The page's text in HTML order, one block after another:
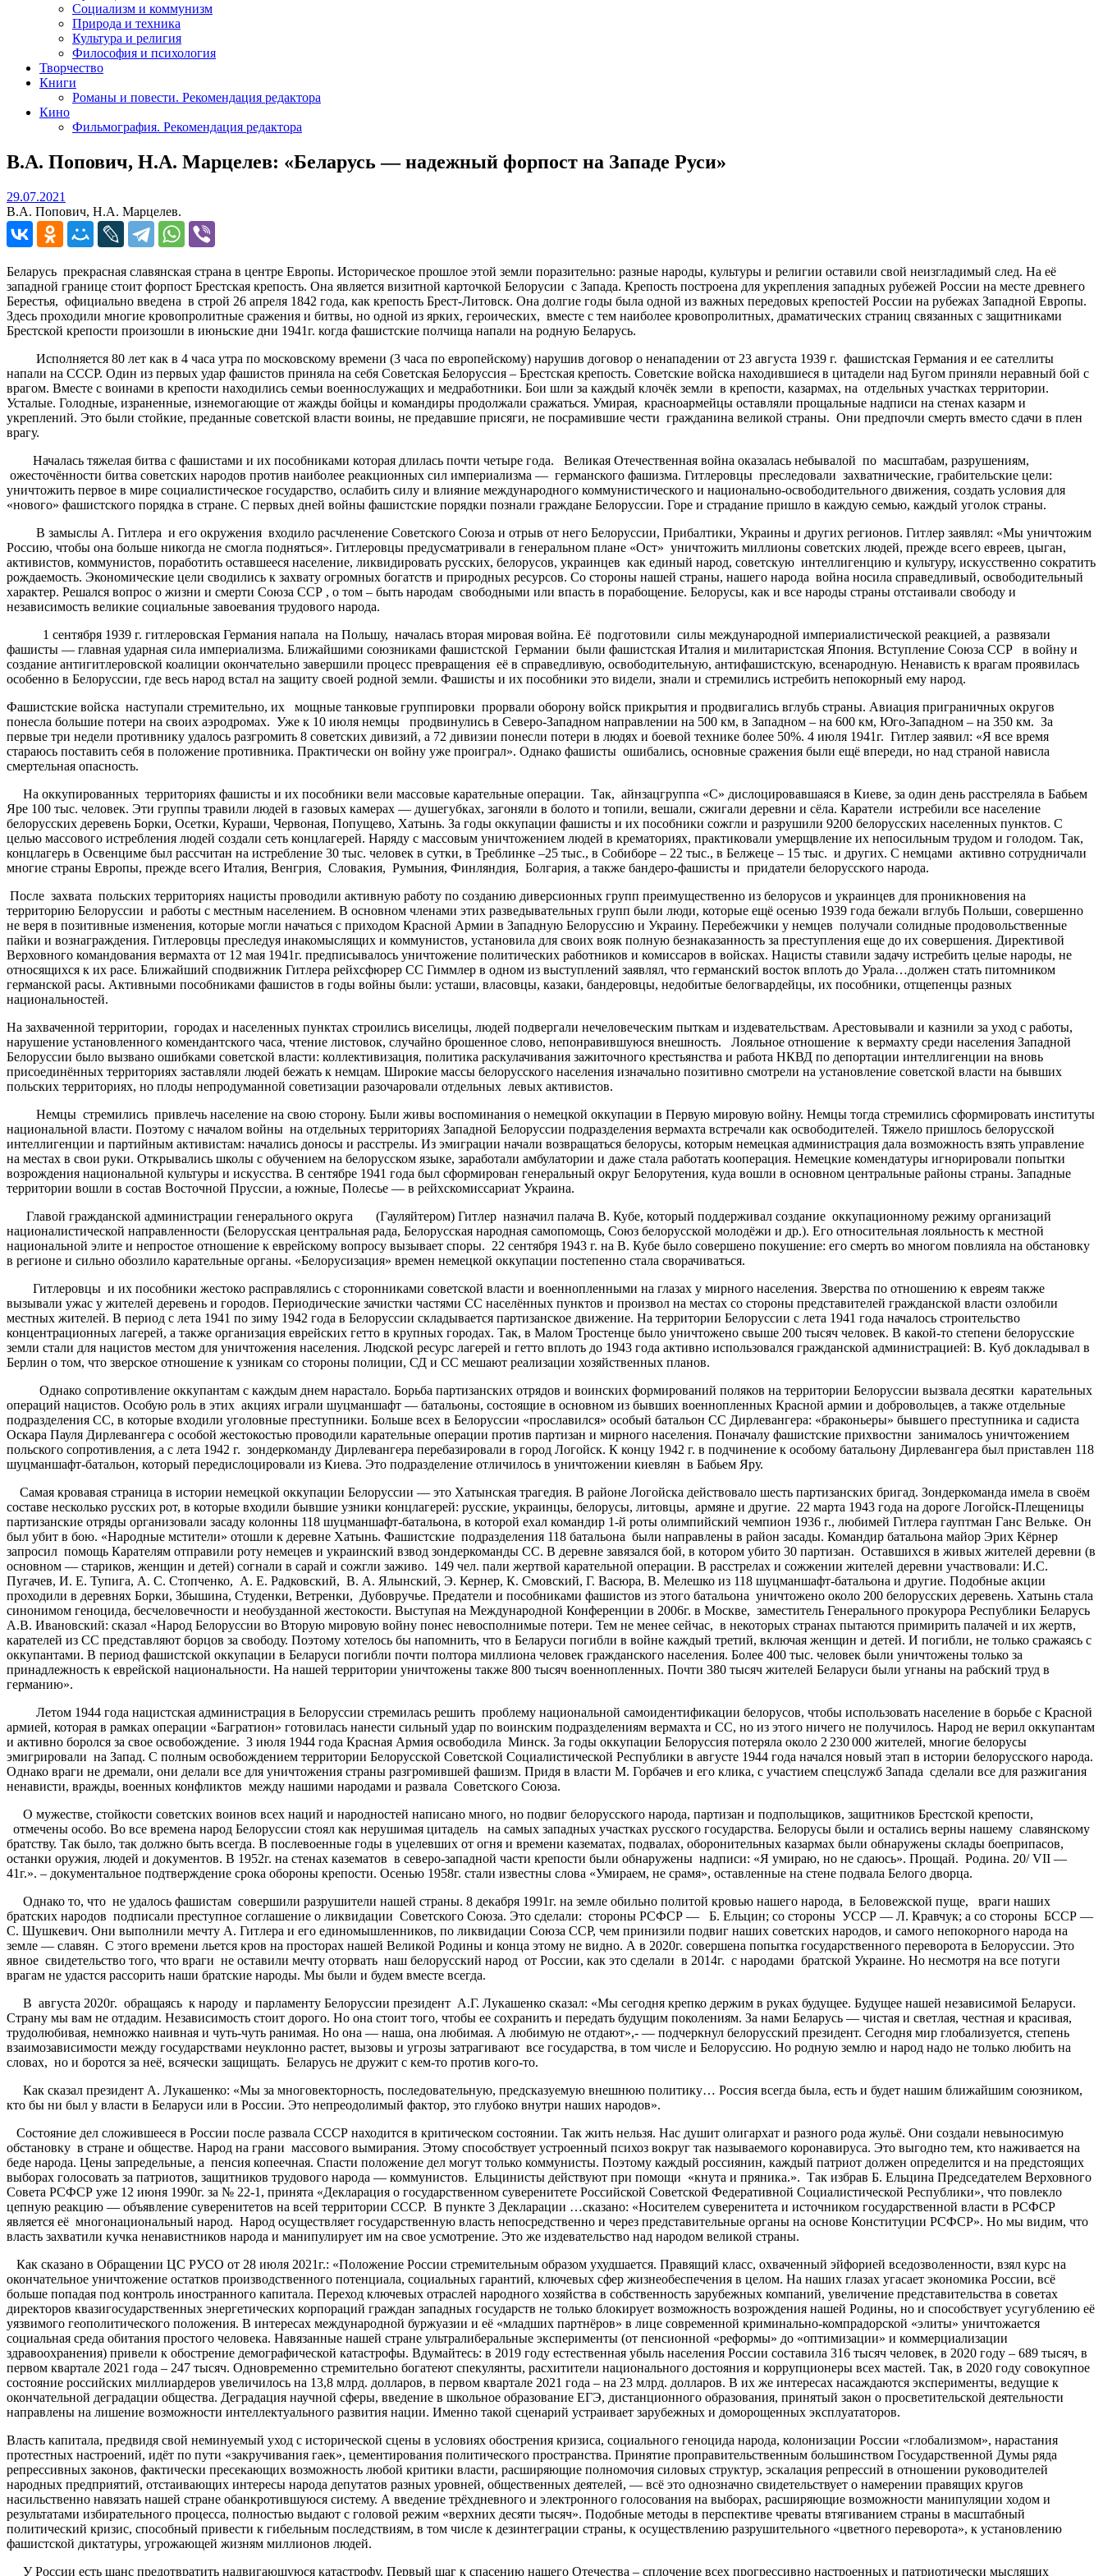
Социализм и коммунизм
Природа и техника
Культура и религия
Философия и психология
Творчество
Книги
Романы и повести. Рекомендация редактора
Кино
Фильмография. Рекомендация редактора
В.А. Попович, Н.А. Марцелев: «Беларусь — надежный форпост на Западе Руси»
29.07.2021
В.А. Попович, Н.А. Марцелев.
Беларусь прекрасная славянская страна в центре Европы. Историческое прошлое этой земли поразительно: разные народы, культуры и религии оставили свой неизгладимый след. На её
западной границе стоит форпост Брестская крепость. Она является визитной карточкой Белорусии с Запада. Крепость построена для укрепления западных рубежей России на месте древнего
Берестья, официально введена в строй 26 апреля 1842 года, как крепость Брест-Литовск. Она долгие годы была одной из важных передовых крепостей России на рубежах Западной Европы.
Здесь проходили многие кровопролитные сражения и битвы, но одной из ярких, героических, вместе с тем наиболее кровопролитных, драматических страниц связанных с защитниками
Брестской крепости произошли в июньские дни 1941г. когда фашистские полчища напали на родную Беларусь.
Исполняется 80 лет как в 4 часа утра по московскому времени (3 часа по европейскому) нарушив договор о ненападении от 23 августа 1939 г. фашистская Германия и ее сателлиты
напали на СССР. Один из первых удар фашистов приняла на себя Советская Белоруссия – Брестская крепость. Советские войска находившиеся в цитадели над Бугом приняли неравный бой с
врагом. Вместе с воинами в крепости находились семьи военнослужащих и медработники. Бои шли за каждый клочёк земли в крепости, казармах, на отдельных участках территории.
Усталые. Голодные, израненные, изнемогающие от жажды бойцы и командиры продолжали сражаться. Умирая, красноармейцы оставляли прощальные надписи на стенах казарм и
укреплений. Это были стойкие, преданные советской власти воины, не предавшие присяги, не посрамившие чести гражданина великой страны. Они предпочли смерть вместо сдачи в плен
врагу.
Началась тяжелая битва с фашистами и их пособниками которая длилась почти четыре года. Великая Отечественная война оказалась небывалой по масштабам, разрушениям,
ожесточённости битва советских народов против наиболее реакционных сил империализма — германского фашизма. Гитлеровцы преследовали захватнические, грабительские цели:
уничтожить первое в мире социалистическое государство, ослабить силу и влияние международного коммунистического и национально-освободительного движения, создать условия для
«нового» фашистского порядка в стране. С первых дней войны фашистские порядки познали граждане Белоруссии. Горе и страдание пришло в каждую семью, каждый уголок страны.
В замыслы А. Гитлера и его окружения входило расчленение Советского Союза и отрыв от него Белоруссии, Прибалтики, Украины и других регионов. Гитлер заявлял: «Мы уничтожим
Россию, чтобы она больше никогда не смогла подняться». Гитлеровцы предусматривали в генеральном плане «Ост» уничтожить миллионы советских людей, прежде всего евреев, цыган,
активистов, коммунистов, поработить оставшееся население, ликвидировать русских, белорусов, украинцев как единый народ, советскую интеллигенцию и культуру, искусственно сократить
рождаемость. Экономические цели сводились к захвату огромных богатств и природных ресурсов. Со стороны нашей страны, нашего народа война носила справедливый, освободительный
характер. Решался вопрос о жизни и смерти Союза ССР , о том – быть народам свободными или впасть в порабощение. Белорусы, как и все народы страны отстаивали свободу и
независимость великие социальные завоевания трудового народа.
1 сентября 1939 г. гитлеровская Германия напала на Польшу, началась вторая мировая война. Её подготовили силы международной империалистической реакцией, а развязали
фашисты — главная ударная сила империализма. Ближайшими союзниками фашистской Германии были фашистская Италия и милитаристская Япония. Вступление Союза ССР в войну и
создание антигитлеровской коалиции окончательно завершили процесс превращения её в справедливую, освободительную, антифашистскую, всенародную. Ненависть к врагам проявилась
особенно в Белоруссии, где весь народ встал на защиту своей родной земли. Фашисты и их пособники это видели, знали и стремились истребить непокорный ему народ.
Фашистские войска наступали стремительно, их мощные танковые группировки прорвали оборону войск прикрытия и продвигались вглубь страны. Авиация приграничных округов
понесла большие потери на своих аэродромах. Уже к 10 июля немцы продвинулись в Северо-Западном направлении на 500 км, в Западном – на 600 км, Юго-Западном – на 350 км. За
первые три недели противнику удалось разгромить 8 советских дивизий, а 72 дивизии понесли потери в людях и боевой технике более 50%. 4 июля 1941г. Гитлер заявил: «Я все время
стараюсь поставить себя в положение противника. Практически он войну уже проиграл». Однако фашисты ошибались, основные сражения были ещё впереди, но над страной нависла
смертельная опасность.
На оккупированных территориях фашисты и их пособники вели массовые карательные операции. Так, айнзацгруппа «С» дислоцировавшаяся в Киеве, за один день расстреляла в Бабьем
Яре 100 тыс. человек. Эти группы травили людей в газовых камерах — душегубках, загоняли в болото и топили, вешали, сжигали деревни и сёла. Каратели истребили все население
белорусских деревень Борки, Осетки, Кураши, Червоная, Попущево, Хатынь. За годы оккупации фашисты и их пособники сожгли и разрушили 9200 белорусских населенных пунктов. С
целью массового истребления людей создали сеть концлагерей. Наряду с массовым уничтожением людей в крематориях, практиковали умерщвление их непосильным трудом и голодом. Так,
концлагерь в Освенциме был рассчитан на истребление 30 тыс. человек в сутки, в Треблинке –25 тыс., в Собиборе – 22 тыс., в Белжеце – 15 тыс. и других. С немцами активно сотрудничали
многие страны Европы, прежде всего Италия, Венгрия, Словакия, Румыния, Финляндия, Болгария, а также бандеро-фашисты и придатели белорусского народа.
После захвата польских территориях нацисты проводили активную работу по созданию диверсионных групп преимущественно из белорусов и украинцев для проникновения на
территорию Белоруссии и работы с местным населением. В основном членами этих разведывательных групп были люди, которые ещё осенью 1939 года бежали вглубь Польши, совершенно
не веря в позитивные изменения, которые могли начаться с приходом Красной Армии в Западную Белоруссию и Украину. Перебежчики у немцев получали солидные продовольственные
пайки и вознаграждения. Гитлеровцы преследуя инакомыслящих и коммунистов, установила для своих вояк полную безнаказанность за преступления еще до их совершения. Директивой
Верховного командования вермахта от 12 мая 1941г. предписывалось уничтожение политических работников и комиссаров в войсках. Нацисты ставили задачу истребить целые народы, не
относящихся к их расе. Ближайший сподвижник Гитлера рейхсфюрер СС Гиммлер в одном из выступлений заявлял, что германский восток вплоть до Урала…должен стать питомником
германской расы. Активными пособниками фашистов в годы войны были: усташи, власовцы, казаки, бандеровцы, недобитые белогвардейцы, их пособники, отщепенцы разных
национальностей.
На захваченной территории, городах и населенных пунктах строились виселицы, людей подвергали нечеловеческим пыткам и издевательствам. Арестовывали и казнили за уход с работы,
нарушение установленного комендантского часа, чтение листовок, случайно брошенное слово, непонравившуюся внешность. Лояльное отношение к вермахту среди населения Западной
Белоруссии было вызвано ошибками советской власти: коллективизация, политика раскулачивания зажиточного крестьянства и работа НКВД по депортации интеллигенции на вновь
присоединённых территориях заставляли людей бежать к немцам. Широкие массы белорусского населения изначально позитивно смотрели на установление советской власти на бывших
польских территориях, но плоды непродуманной советизации разочаровали отдельных левых активистов.
Немцы стремились привлечь население на свою сторону. Были живы воспоминания о немецкой оккупации в Первую мировую войну. Немцы тогда стремились сформировать институты
национальной власти. Поэтому с началом войны на отдельных территориях Западной Белоруссии подразделения вермахта встречали как освободителей. Тяжело пришлось белорусской
интеллигенции и партийным активистам: начались доносы и расстрелы. Из эмиграции начали возвращаться белорусы, которым немецкая администрация дала возможность взять управление
на местах в свои руки. Открывались школы с обучением на белорусском языке, заработали амбулатории и даже стала работать кооперация. Немецкие комендатуры игнорировали попытки
возрождения национальной культуры и искусства. В сентябре 1941 года был сформирован генеральный округ Белорутения, куда вошли в основном центральные районы страны. Западные
территории вошли в состав Восточной Пруссии, а южные, Полесье — в рейхскомиссариат Украина.
Главой гражданской администрации генерального округа (Гауляйтером) Гитлер назначил палача В. Кубе, который поддерживал создание оккупационному режиму организаций
националистической направленности (Белорусская центральная рада, Белорусская народная самопомощь, Союз белорусской молодёжи и др.). Его относительная лояльность к местной
национальной элите и непростое отношение к еврейскому вопросу вызывает споры. 22 сентября 1943 г. на В. Кубе было совершено покушение: его смерть во многом повлияла на обстановку
в регионе и сильно обозлило карательные органы. «Белорусизация» времен немецкой оккупации постепенно стала сворачиваться.
Гитлеровцы и их пособники жестоко расправлялись с сторонниками советской власти и военнопленными на глазах у мирного населения. Зверства по отношению к евреям также
вызывали ужас у жителей деревень и городов. Периодические зачистки частями СС населённых пунктов и произвол на местах со стороны представителей гражданской власти озлобили
местных жителей. В период с лета 1941 по зиму 1942 года в Белоруссии складывается партизанское движение. На территории Белоруссии с лета 1941 года началось строительство
концентрационных лагерей, а также организация еврейских гетто в крупных городах. Так, в Малом Тростенце было уничтожено свыше 200 тысяч человек. В какой-то степени белорусские
земли стали для нацистов местом для уничтожения населения. Людской ресурс лагерей и гетто вплоть до 1943 года активно использовался гражданской администрацией: В. Куб докладывал в
Берлин о том, что зверское отношение к узникам со стороны полиции, СД и СС мешают реализации хозяйственных планов.
Однако сопротивление оккупантам с каждым днем нарастало. Борьба партизанских отрядов и воинских формирований поляков на территории Белоруссии вызвала десятки карательных
операций нацистов. Особую роль в этих акциях играли шуцманшафт — батальоны, состоящие в основном из бывших военнопленных Красной армии и добровольцев, а также отдельные
подразделения СС, в которые входили уголовные преступники. Больше всех в Белоруссии «прославился» особый батальон СС Дирлевангера: «браконьеры» бывшего преступника и садиста
Оскара Пауля Дирлевангера с особой жестокостью проводили карательные операции против партизан и мирного населения. Поначалу фашистские прихвостни занималось уничтожением
польского сопротивления, а с лета 1942 г. зондеркоманду Дирлевангера перебазировали в город Логойск. К концу 1942 г. в подчинение к особому батальону Дирлевангера был приставлен 118
шуцманшафт-батальон, который передислоцировали из Киева. Это подразделение отличилось в уничтожении киевлян в Бабьем Яру.
Самая кровавая страница в истории немецкой оккупации Белоруссии — это Хатынская трагедия. В районе Логойска действовало шесть партизанских бригад. Зондеркоманда имела в своём
составе несколько русских рот, в которые входили бывшие узники концлагерей: русские, украинцы, белорусы, литовцы, армяне и другие. 22 марта 1943 года на дороге Логойск-Плещеницы
партизанские отряды организовали засаду колонны 118 шуцманшафт-батальона, в которой ехал командир 1-й роты олимпийский чемпион 1936 г., любимей Гитлера гауптман Ганс Вельке. Он
был убит в бою. «Народные мстители» отошли к деревне Хатынь. Фашистские подразделения 118 батальона были направлены в район засады. Командир батальона майор Эрих Кёрнер
запросил помощь Карателям отправили роту немецев и украинский взвод зондеркоманды СС. В деревне завязался бой, в котором убито 30 партизан. Оставшихся в живых жителей деревни (в
основном — стариков, женщин и детей) согнали в сарай и сожгли заживо. 149 чел. пали жертвой карательной операции. В расстрелах и сожжении жителей деревни участвовали: И.С.
Пугачев, И. Е. Тупига, A. C. Стопченко, А. Е. Радковский, В. А. Ялынский, Э. Кернер, К. Смовский, Г. Васюра, В. Мелешко из 118 шуцманшафт-батальона и другие. Подобные акции
проходили в деревнях Борки, Збышина, Студенки, Ветренки, Дубовручье. Предатели и пособниками фашистов из этого батальона уничтожено около 200 белорусских деревень. Хатынь стала
синонимом геноцида, бесчеловечности и необузданной жестокости. Выступая на Международной Конференции в 2006г. в Москве, заместитель Генерального прокурора Республики Беларусь
А.В. Ивановский: сказал «Народ Белоруссии во Вторую мировую войну понес невосполнимые потери. Тем не менее сейчас, в некоторых странах пытаются примирить палачей и их жертв,
карателей из СС представляют борцов за свободу. Поэтому хотелось бы напомнить, что в Беларуси погибли в войне каждый третий, включая женщин и детей. И погибли, не только сражаясь с
оккупантами. В период фашистской оккупации в Беларуси погибли почти полтора миллиона человек гражданского населения. Более 400 тыс. человек были уничтожены только за
принадлежность к еврейской национальности. На нашей территории уничтожены также 800 тысяч военнопленных. Почти 380 тысяч жителей Беларуси были угнаны на рабский труд в
германию».
Летом 1944 года нацистская администрация в Белоруссии стремилась решить проблему национальной самоидентификации белорусов, чтобы использовать население в борьбе с Красной
армией, которая в рамках операции «Багратион» готовилась нанести сильный удар по воинским подразделениям вермахта и СС, но из этого ничего не получилось. Народ не верил оккупантам
и активно боролся за свое освобождение. 3 июля 1944 года Красная Армия освободила Минск. За годы оккупации Белоруссия потеряла около 2 230 000 жителей, многие белорусы
эмигрировали на Запад. С полным освобождением территории Белорусской Советской Социалистической Республики в августе 1944 года начался новый этап в истории белорусского народа.
Однако враги не дремали, они делали все для уничтожения страны разгромившей фашизм. Придя в власти М. Горбачев и его клика, с участием спецслужб Запада сделали все для разжигания
ненависти, вражды, военных конфликтов между нашими народами и развала Советского Союза.
О мужестве, стойкости советских воинов всех наций и народностей написано много, но подвиг белорусского народа, партизан и подпольщиков, защитников Брестской крепости,
отмечены особо. Во все времена народ Белоруссии стоял как нерушимая цитадель на самых западных участках русского государства. Белорусы были и остались верны нашему славянскому
братству. Так было, так должно быть всегда. В послевоенные годы в уцелевших от огня и времени казематах, подвалах, оборонительных казармах были обнаружены склады боеприпасов,
останки оружия, людей и документов. В 1952г. на стенах казематов в северо-западной части крепости были обнаружены надписи: «Я умираю, но не сдаюсь». Прощай. Родина. 20/ VII —
41г.». – документальное подтверждение срока обороны крепости. Осенью 1958г. стали известны слова «Умираем, не срамя», оставленные на стене подвала Белого дворца.
Однако то, что не удалось фашистам совершили разрушители нашей страны. 8 декабря 1991г. на земле обильно политой кровью нашего народа, в Беловежской пуще, враги наших
братских народов подписали преступное соглашение о ликвидации Советского Союза. Это сделали: стороны РСФСР — Б. Ельцин; со стороны УССР — Л. Кравчук; а со стороны БССР —
С. Шушкевич. Они выполнили мечту А. Гитлера и его единомышленников, по ликвидации Союза ССР, чем принизили подвиг наших советских народов, и самого непокорного народа на
земле — славян. С этого времени льется кров на просторах нашей Великой Родины и конца этому не видно. А в 2020г. совершена попытка государственного переворота в Белоруссии. Это
явное свидетельство того, что враги не оставили мечту оторвать наш белорусский народ от России, как это сделали в 2014г. с народами братской Украине. Но несмотря на все потуги
врагам не удастся рассорить наши братские народы. Мы были и будем вместе всегда.
В августа 2020г. обращаясь к народу и парламенту Белоруссии президент А.Г. Лукашенко сказал: «Мы сегодня крепко держим в руках будущее. Будущее нашей независимой Беларуси.
Страну мы вам не отдадим. Независимость стоит дорого. Но она стоит того, чтобы ее сохранить и передать будущим поколениям. За нами Беларусь — чистая и светлая, честная и красивая,
трудолюбивая, немножко наивная и чуть-чуть ранимая. Но она — наша, она любимая. А любимую не отдают»,- — подчеркнул белорусский президент. Сегодня мир глобализуется, степень
взаимозависимости между государствами неуклонно растет, вызовы и угрозы затрагивают все государства, в том числе и Белоруссию. Но родную землю и народ надо не только любить на
словах, но и боротся за неё, всячески защищать. Беларусь не дружит с кем-то против кого-то.
Как сказал президент А. Лукашенко: «Мы за многовекторность, последовательную, предсказуемую внешнюю политику… Россия всегда была, есть и будет нашим ближайшим союзником,
кто бы ни был у власти в Беларуси или в России. Это непреодолимый фактор, это глубоко внутри наших народов».
Состояние дел сложившееся в России после развала СССР находится в критическом состоянии. Так жить нельзя. Нас душит олигархат и разного рода жульё. Они создали невыносимую
обстановку в стране и обществе. Народ на грани массового вымирания. Этому способствует устроенный психоз вокруг так называемого коронавируса. Это выгодно тем, кто наживается на
беде народа. Цены запредельные, а пенсия копеечная. Спасти положение дел могут только коммунисты. Поэтому каждый россиянин, каждый патриот должен определится и на предстоящих
выборах голосовать за патриотов, защитников трудового народа — коммунистов. Ельцинисты действуют при помощи «кнута и пряника.». Так избрав Б. Ельцина Председателем Верховного
Совета РСФСР уже 12 июня 1990г. за № 22-1, принята «Декларация о государственном суверенитете Российской Советской Федеративной Социалистической Республики», что повлекло
цепную реакцию — объявление суверенитетов на всей территории СССР. В пункте 3 Декларации …сказано: «Носителем суверенитета и источником государственной власти в РСФСР
является её многонациональный народ. Народ осуществляет государственную власть непосредственно и через представительные органы на основе Конституции РСФСР». Но мы видим, что
власть захватили кучка ненавистников народа и манипулирует им на свое усмотрение. Это же издевательство над народом великой страны.
Как сказано в Обращении ЦС РУСО от 28 июля 2021г.: «Положение России стремительным образом ухудшается. Правящий класс, охваченный эйфорией вседозволенности, взял курс на
окончательное уничтожение остатков производственного потенциала, социальных гарантий, ключевых сфер жизнеобеспечения в целом. На наших глазах угасает экономика России, всё
больше попадая под контроль иностранного капитала. Переход ключевых отраслей народного хозяйства в собственность зарубежных компаний, увеличение представительства в советах
директоров квазигосударственных энергетических корпораций граждан западных государств не только блокирует возможность возрождения нашей Родины, но и способствует усугублению её
уязвимого геополитического положения. В интересах международной буржуазии и её «младших партнёров» в лице современной криминально-компрадорской «элиты» уничтожается
социальная среда обитания простого человека. Навязанные нашей стране ультралиберальные эксперименты (от пенсионной «реформы» до «оптимизации» и коммерциализации
здравоохранения) привели к обострение демографической катастрофы. Вдумайтесь: в 2019 году естественная убыль населения России составила 316 тысяч человек, в 2020 году – 689 тысяч, в
первом квартале 2021 года – 247 тысяч. Одновременно стремительно богатеют спекулянты, расхитители национального достояния и коррупционеры всех мастей. Так, в 2020 году совокупное
состояние российских миллиардеров увеличилось на 13,8 млрд. долларов, в первом квартале 2021 года – на 23 млрд. долларов. В их же интересах насаждаются эксперименты, ведущие к
окончательной деградации общества. Деградация научной сферы, введение в школьное образование ЕГЭ, дистанционного образования, принятый закон о просветительской деятельности
направлены на лишение возможности интеллектуального развития нации. Именно такой сценарий устраивает зарубежных и доморощенных эксплуататоров.
Власть капитала, предвидя свой неминуемый уход с исторической сцены в условиях обострения кризиса, социального геноцида народа, колонизации России «глобализмом», нарастания
протестных настроений, идёт по пути «закручивания гаек», цементирования политического пространства. Принятие проправительственным большинством Государственной Думы ряда
репрессивных законов, фактически пресекающих возможность любой критики власти, расширяющие полномочия силовых структур, эскалация репрессий в отношении руководителей
народных предприятий, отстаивающих интересы народа депутатов разных уровней, общественных деятелей, — всё это однозначно свидетельствует о намерении правящих кругов
насильственно навязать нашей стране обанкротившуюся систему. А введение трёхдневного и электронного голосования на выборах, расширяющие возможности манипуляции ходом и
результатами избирательного процесса, полностью выдают с головой режим «верхних десяти тысяч». Подобные методы в перспективе чреваты втягиванием страны в масштабный
политический кризис, способный привести к гибельным последствиям, в том числе к дезинтеграции страны, к осуществлению разрушительного «цветного переворота», к установлению
фашистской диктатуры, угрожающей жизням миллионов людей.
У России есть шанс предотвратить надвигающуюся катастрофу. Первый шаг к спасению нашего Отечества – сплочение всех прогрессивно настроенных и патриотически мыслящих